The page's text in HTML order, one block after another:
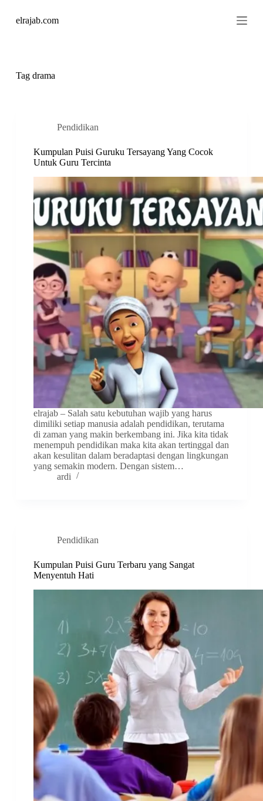
kelrajab.com
Tagdrama
Pendidikan
Kumpulan Puisi Guruku Tersayang Yang Cocok
Untuk Guru Tercinta
elrajab – Salah satu kebutuhan wajib yang harus
dimiliki setiap manusia adalah pendidikan, terutama
di zaman yang makin berkembang ini. Jika kita tidak
menempuh pendidikan maka kita akan tertinggal dan
akan kesulitan dalam beradaptasi dengan lingkungan
yang semakin modern. Dengan sistem…
ardi
Pendidikan
Kumpulan Puisi Guru Terbaru yang Sangat
Menyentuh Hati